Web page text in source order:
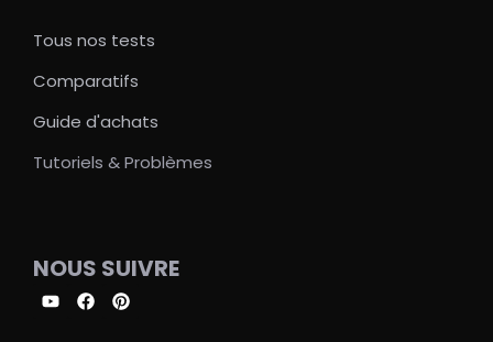
Tous nos tests
Comparatifs
Guide d'achats
Tutoriels & Problèmes
NOUS SUIVRE